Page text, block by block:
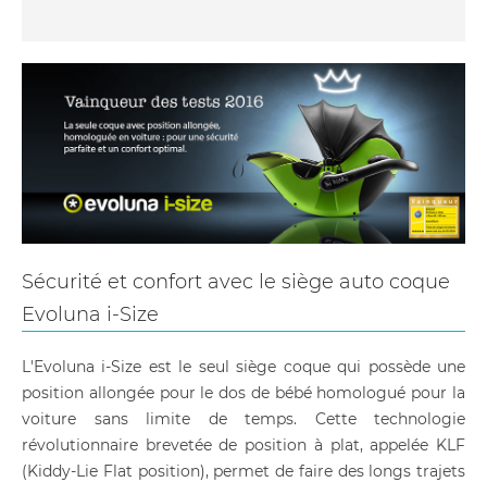
Sécurité et confort avec le siège auto coque
Evoluna i-Size
L'Evoluna i-Size est le seul siège coque qui possède une
position allongée pour le dos de bébé homologué pour la
voiture sans limite de temps. Cette technologie
révolutionnaire brevetée de position à plat, appelée KLF
(Kiddy-Lie Flat position), permet de faire des longs trajets